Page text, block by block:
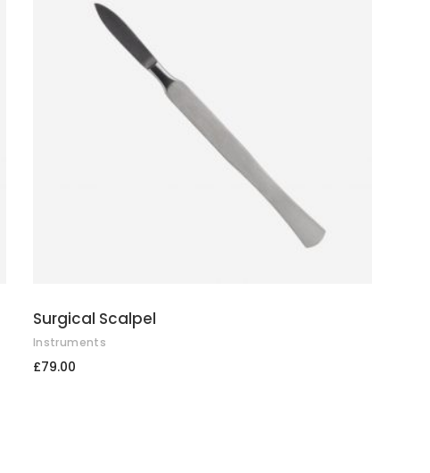
ADD TO CART
Surgical Scalpel
Instruments
£79.00